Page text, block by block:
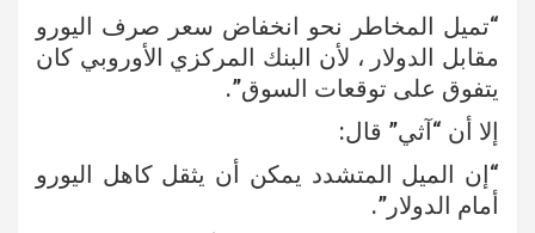
“تميل المخاطر نحو انخفاض سعر صرف اليورو
مقابل الدولار ، لأن البنك المركزي الأوروبي كان
يتفوق على توقعات السوق”.
إلا أن “آثي” قال:
“إن الميل المتشدد يمكن أن يثقل كاهل اليورو
أمام الدولار”.